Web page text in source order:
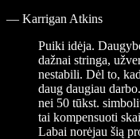
— Karrigan Atkins
Puiki idėja.
dažnai stringa,
nestabili. Dėl to,
daug daugiau
nei 50 tūkst.
tai kompensuoti
Labai norėjau šią